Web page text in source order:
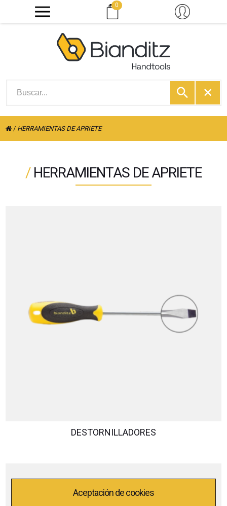
0
/ HERRAMIENTAS DE APRIETE
/ HERRAMIENTAS DE APRIETE
DESTORNILLADORES
Aceptación de cookies